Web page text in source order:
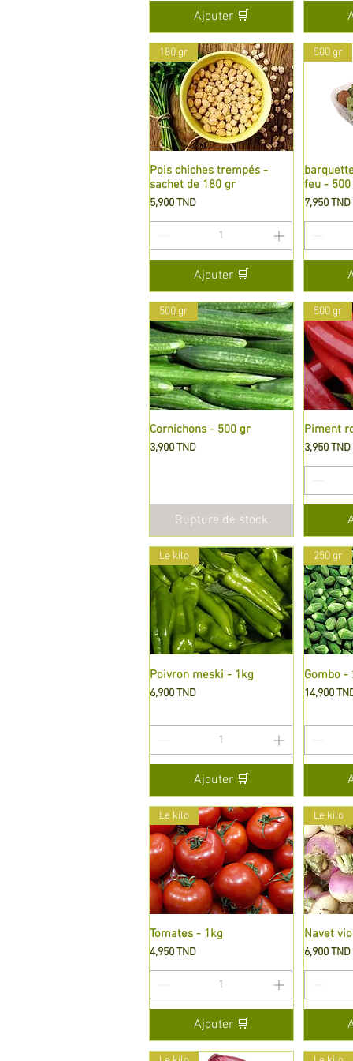
Ajouter 🛒
Aperçu rapide
180 gr
Pois chiches trempés -
sachet de 180 gr
Prix
5,900 TND
Ajouter 🛒
500 gr
feu -
Prix
7,950 TND
Aperçu rapide
500 gr
Cornichons - 500 gr
Prix
3,900 TND
Rupture de stock
500 gr
Piment
Prix
3,950 TND
Aperçu rapide
Le kilo
Poivron meski - 1kg
Prix
6,900 TND
Ajouter 🛒
250 gr
Gombo -
Prix
14,900
Aperçu rapide
Le kilo
Tomates - 1kg
Prix
4,950 TND
Ajouter 🛒
Le kilo
Navet
Prix
6,900 TND